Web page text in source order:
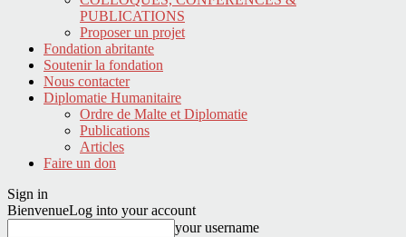
PUBLICATIONS
Proposer un projet
Fondation abritante
Soutenir la fondation
Nous contacter
Diplomatie Humanitaire
Ordre de Malte et Diplomatie
Publications
Articles
Faire un don
Sign in
BienvenueLog into your account
your username